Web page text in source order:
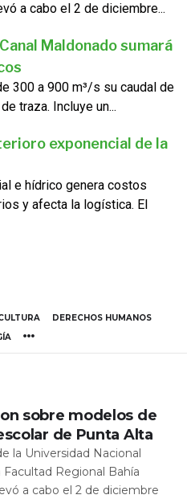
a cabo el 2 de diciembre...
Maldonado sumará
300 a 900 m³/s su caudal de
traza. Incluye un...
exponencial de la
e hídrico genera costos
y afecta la logística. El
DERECHOS HUMANOS
sobre modelos de
de Punta Alta
la Universidad Nacional
Facultad Regional Bahía
a cabo el 2 de diciembre